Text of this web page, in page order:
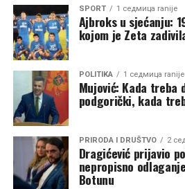
SPORT 1 седмица ranije
Ajbroks u sjećanju:
kojom je Zeta
POLITIKA 1 седмица ranije
Mujović: Kada treba
podgorički, kada
PRIRODA I DRUŠTVO 2
Dragićević prijavio
nepropisno
Botunu